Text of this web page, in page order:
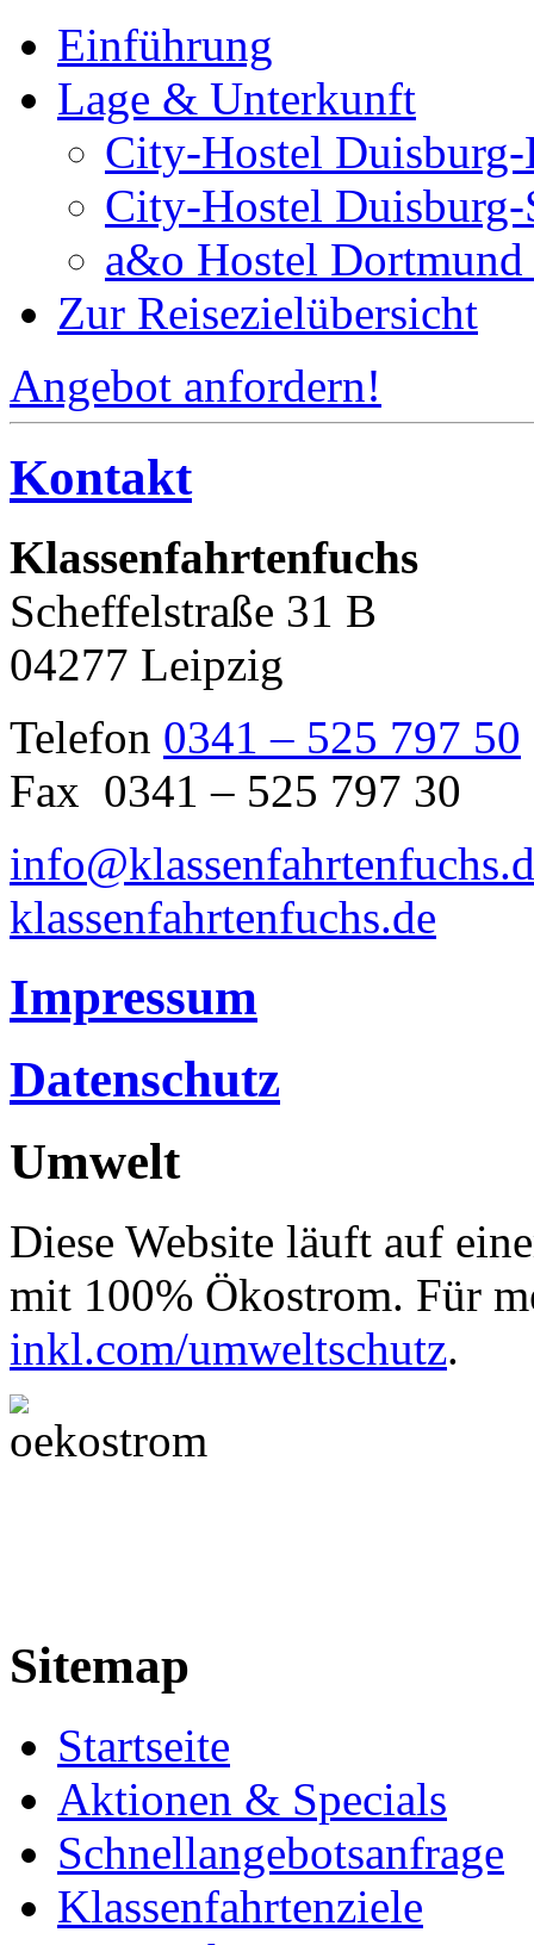
Einführung
Lage & Unterkunft
City-Hostel Duisburg-
City-Hostel
a&o Hostel
Zur Reisezielübersicht
Angebot anfordern!
Kontakt
Klassenfahrtenfuchs
Scheffelstraße 31 B
04277 Leipzig
Telefon 0341 – 525 797 50
Fax 0341 – 525 797 30
klassenfahrtenfuchs.de
Impressum
Datenschutz
Umwelt
Diese Website läuft auf
mit 100% Ökostrom. Für
inkl.com/umweltschutz.
Sitemap
Startseite
Aktionen & Specials
Schnellangebotsanfrage
Klassenfahrtenziele